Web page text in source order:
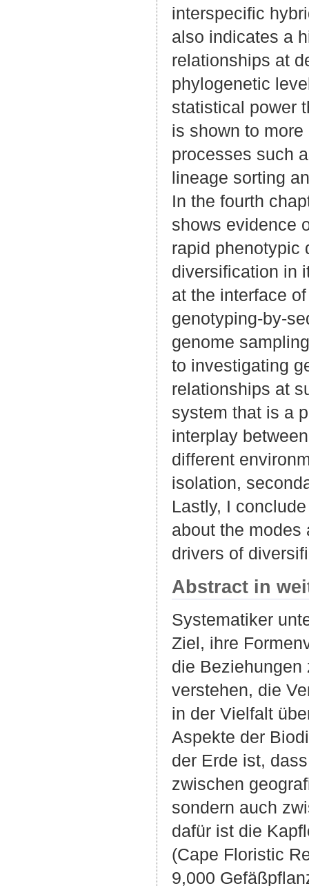
interspecific
also indicates a
relationships at
phylogenetic
statistical power
is shown to
processes such
lineage sorting
In the fourth
shows evidence
rapid phenotypic
diversification in
at the interface
genotyping-by-
genome
to investigating
relationships at
system that is a
interplay
different
isolation,
Lastly, I
about the modes
drivers of
Abstract in
Systematiker
Ziel, ihre
die
verstehen, die
in der Vielfalt
Aspekte der
der Erde ist,
zwischen
sondern auch
dafür ist die
(Cape Floristic
9,000